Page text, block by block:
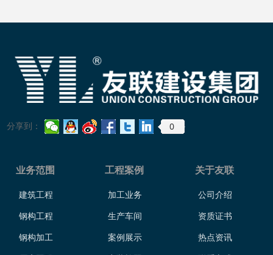
分享到： 0
业务范围
建筑工程
钢构工程
钢构加工
加工业务
生产车间
案例展示
工程案例
公司介绍
资质证书
热点资讯
关于友联